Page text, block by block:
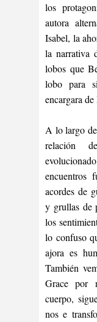
los
autora
Isabel, la
la narrativa
lobos que
lobo para
encargara
A lo largo
relación
encuentros
acordes de
y grullas de
los
lo confuso
ajora es
También
Grace por
cuerpo,
nos e